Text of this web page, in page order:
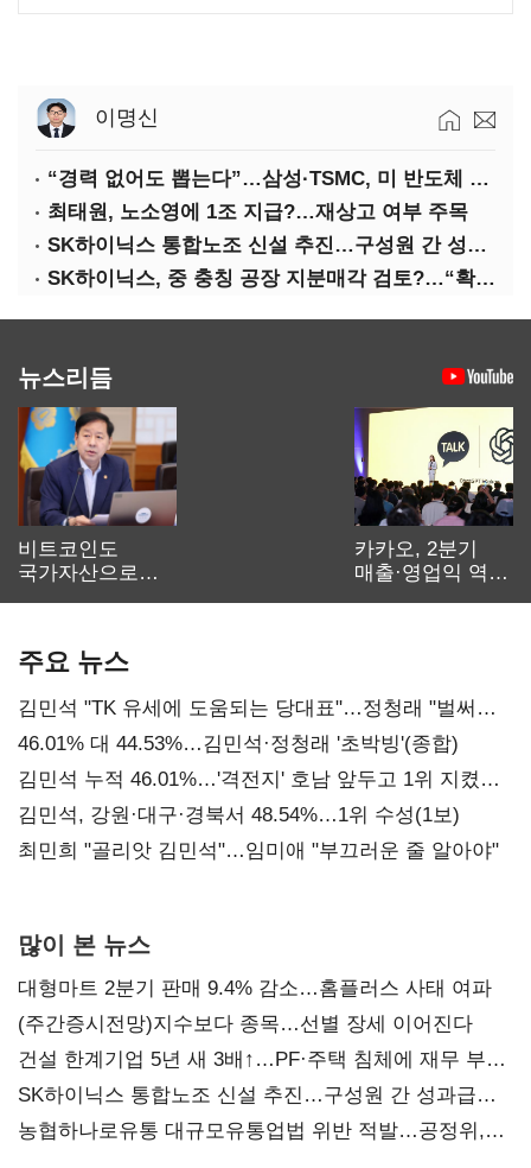
이명신
“경력 없어도 뽑는다”…삼성·TSMC, 미 반도체 인재 쟁탈전
최태원, 노소영에 1조 지급?…재상고 여부 주목
SK하이닉스 통합노조 신설 추진…구성원 간 성과급 불만 확산
SK하이닉스, 중 충칭 공장 지분매각 검토?…“확정된 바 없어”
뉴스리듬
비트코인도
국가자산으로…'
카카오, 2분기
매출·영업익 역대
주요 뉴스
김민석 "TK 유세에 도움되는 당대표"…정청래 "벌써
대표된 양 당직 배분"
46.01% 대 44.53%…김민석·정청래 '초박빙'(종합)
김민석 누적 46.01%…'격전지' 호남 앞두고 1위 지켰다
(2보)
김민석, 강원·대구·경북서 48.54%…1위 수성(1보)
최민희 "골리앗 김민석"…임미애 "부끄러운 줄 알아야"
많이 본 뉴스
대형마트 2분기 판매 9.4% 감소…홈플러스 사태 여파
(주간증시전망)지수보다 종목…선별 장세 이어진다
건설 한계기업 5년 새 3배↑…PF·주택 침체에 재무 부담
확대
SK하이닉스 통합노조 신설 추진…구성원 간 성과급
불만 확산
농협하나로유통 대규모유통업법 위반 적발…공정위,